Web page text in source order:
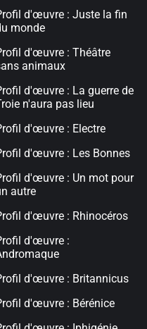
d'œuvre : Juste la fin
monde
d'œuvre : Théâtre
animaux
d'œuvre : La guerre de
n'aura pas lieu
d'œuvre : Electre
d'œuvre : Les Bonnes
d'œuvre : Un mot pour
autre
d'œuvre : Rhinocéros
d'œuvre :
d'œuvre : Britannicus
d'œuvre : Bérénice